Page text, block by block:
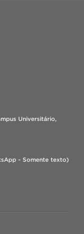
Universitário,
- Somente texto)